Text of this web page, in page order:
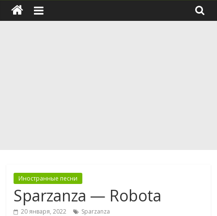
Иностранные песни
Sparzanza — Robota
20 января, 2022 Sparzanza